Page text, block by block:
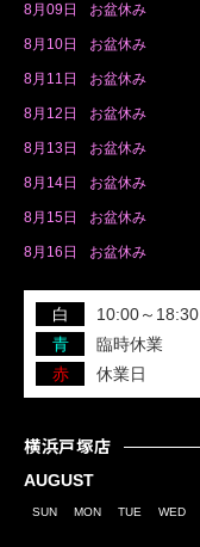
8月 09日 お盆休み
8月 10日 お盆休み
8月 11日 お盆休み
8月 12日 お盆休み
8月 13日 お盆休み
8月 14日 お盆休み
8月 15日 お盆休み
8月 16日 お盆休み
白
10:00～18:30
青
臨時休業
赤
休業日
横浜戸塚店
AUGUST
SUN MON TUE WED